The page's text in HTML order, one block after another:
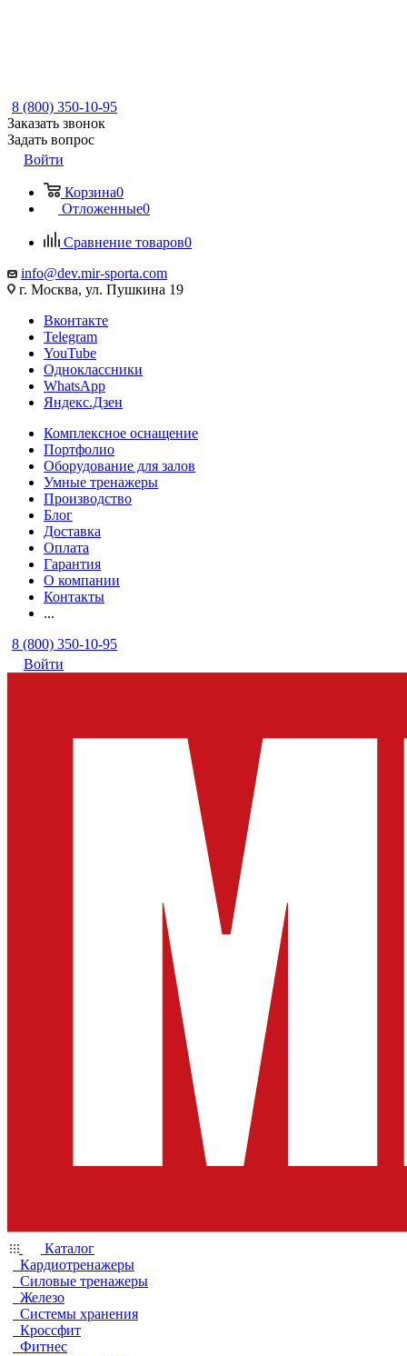
8 (800) 350-10-95
Заказать звонок
Задать вопрос
Войти
Корзина0
Отложенные0
Сравнение товаров0
info@dev.mir-sporta.com
г. Москва, ул. Пушкина 19
Вконтакте
Telegram
YouTube
Одноклассники
WhatsApp
Яндекс.Дзен
Комплексное оснащение
Портфолио
Оборудование для залов
Умные тренажеры
Производство
Блог
Доставка
Оплата
Гарантия
О компании
Контакты
...
8 (800) 350-10-95
Войти
Каталог
Кардиотренажеры
Силовые тренажеры
Железо
Системы хранения
Кроссфит
Фитнес